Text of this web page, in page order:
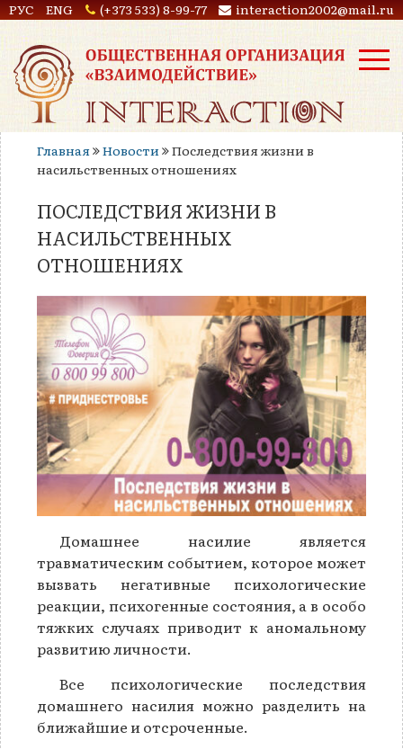
РУС ENG (+373 533) 8-99-77 interaction2002@mail.ru
Главная Новости
Последствия жизни в
насильственных отношениях
ПОСЛЕДСТВИЯ ЖИЗНИ В
НАСИЛЬСТВЕННЫХ
ОТНОШЕНИЯХ
Домашнее насилие является
травматическим событием, которое может
вызвать негативные психологические
реакции, психогенные состояния, а в особо
тяжких случаях приводит к аномальному
развитию личности.
Все психологические последствия
домашнего насилия можно разделить на
ближайшие и отсроченные.